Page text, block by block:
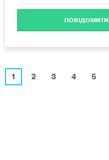
ПОВІДОМИТИ
1 2 3 4 5